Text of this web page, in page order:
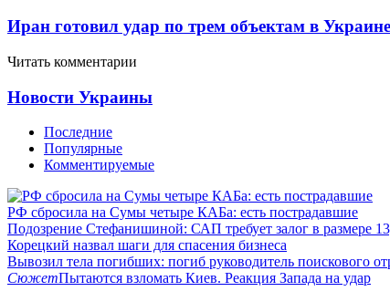
Иран готовил удар по трем объектам в
Читать комментарии
Новости Украины
Последние
Популярные
Комментируемые
РФ сбросила на Сумы четыре КАБа: есть пострадавшие
Подозрение Стефанишиной: САП требует залог в размере
Корецкий назвал шаги для спасения бизнеса
Вывозил тела погибших: погиб руководитель поискового
СюжетПытаются взломать Киев. Реакция Запада на удар